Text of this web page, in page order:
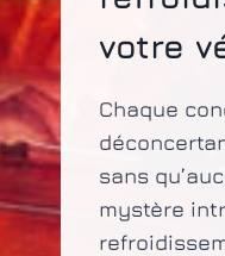
votre
Chaque
sans
mystère